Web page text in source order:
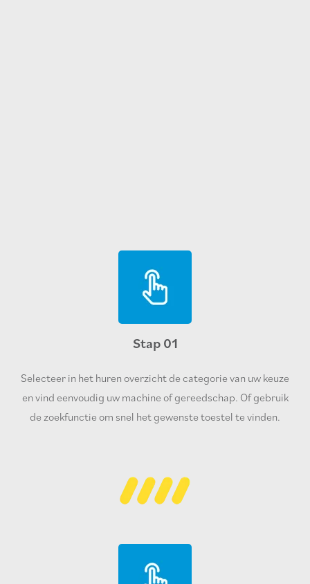
Stap 01
Selecteer in het huren overzicht de categorie van uw keuze
en vind eenvoudig uw machine of gereedschap. Of gebruik
de zoekfunctie om snel het gewenste toestel te vinden.